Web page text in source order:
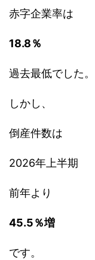
赤字企業率は
18.8％
過去最低でした。
しかし、
倒産件数は
2026年上半期
前年より
45.5％増
です。